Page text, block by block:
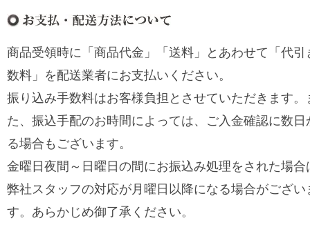
商品受領時に「商品代金」「送料」とあわせて「代引
数料」を配送業者にお支払いください。
振り込み手数料はお客様負担とさせていただきます。
た、振込手配のお時間によっては、ご入金確認に数日
る場合もございます。
金曜日夜間～日曜日の間にお振込み処理をされた場合
弊社スタッフの対応が月曜日以降になる場合がござい
す。あらかじめ御了承ください。